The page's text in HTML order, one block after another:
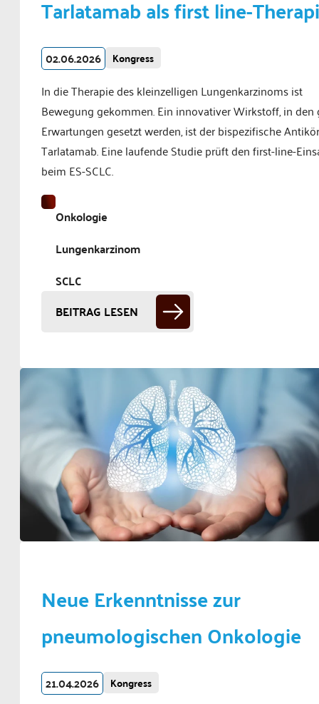
Tarlatamab als first line-
02.06.2026 Kongress
In die Therapie des kleinzelligen Lungenkarzinoms ist
Bewegung gekommen. Ein innovativer Wirkstoff, in den
Erwartungen gesetzt werden, ist der bispezifische
Tarlatamab. Eine laufende Studie prüft den first-line-
beim ES-SCLC.
Onkologie
Lungenkarzinom
SCLC
BEITRAG LESEN
Neue Erkenntnisse zur
pneumologischen Onkologie
21.04.2026 Kongress